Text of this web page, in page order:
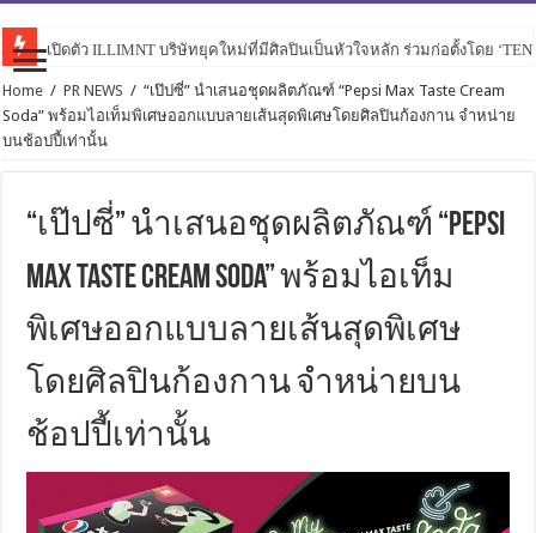
เปิดตัว ILLIMNT บริษัทยุคใหม่ที่มีศิลปินเป็นหัวใจหลัก ร่วมก่อตั้งโดย
Home / PR NEWS / “เป๊ปซี่” นำเสนอชุดผลิตภัณฑ์ “Pepsi Max Taste Cream
Soda” พร้อมไอเท็มพิเศษออกแบบลายเส้นสุดพิเศษโดยศิลปินก้องกาน จำหน่าย
บนช้อปปี้เท่านั้น
“เป๊ปซี่” นำเสนอชุดผลิตภัณฑ์ “Pepsi
Max Taste Cream Soda” พร้อมไอเท็ม
พิเศษออกแบบลายเส้นสุดพิเศษ
โดยศิลปินก้องกาน จำหน่ายบน
ช้อปปี้เท่านั้น